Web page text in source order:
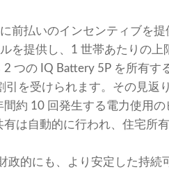
前払いのインセンティブを提
を提供し、1 世帯あたりの上
つの IQ Battery 5P を所有す
を受けられます。その見返
約 10 回発生する電力使用
は自動的に行われ、住宅所
政的にも、より安定した持続